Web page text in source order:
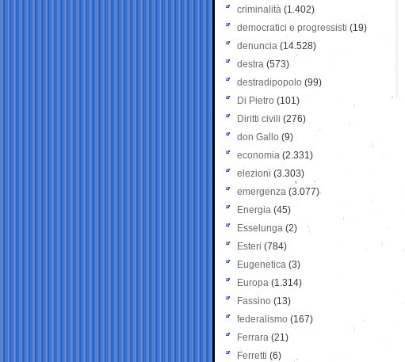
criminalità (1.402)
democratici e progressisti (19)
denuncia (14.528)
destra (573)
destradipopolo (99)
Di Pietro (101)
Diritti civili (276)
don Gallo (9)
economia (2.331)
elezioni (3.303)
emergenza (3.077)
Energia (45)
Esselunga (2)
Esteri (784)
Eugenetica (3)
Europa (1.314)
Fassino (13)
federalismo (167)
Ferrara (21)
Ferretti (6)